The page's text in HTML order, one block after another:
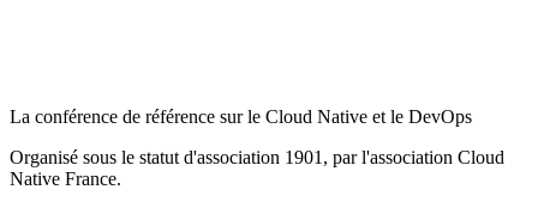
La conférence de référence sur le Cloud Native et le DevOps
Organisé sous le statut d'association 1901, par l'association Cloud
Native France.